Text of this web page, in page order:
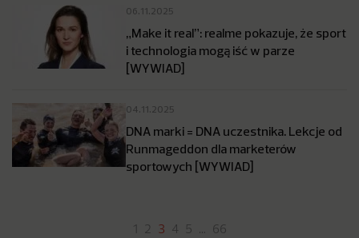
06.11.2025
„Make it real”: realme pokazuje, że sport
i technologia mogą iść w parze
[WYWIAD]
04.11.2025
DNA marki = DNA uczestnika. Lekcje od
Runmageddon dla marketerów
sportowych [WYWIAD]
2 3 4 5 … 66